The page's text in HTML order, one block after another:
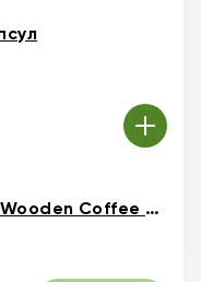
Поднос Barista Wooden Coffee Serving Tray